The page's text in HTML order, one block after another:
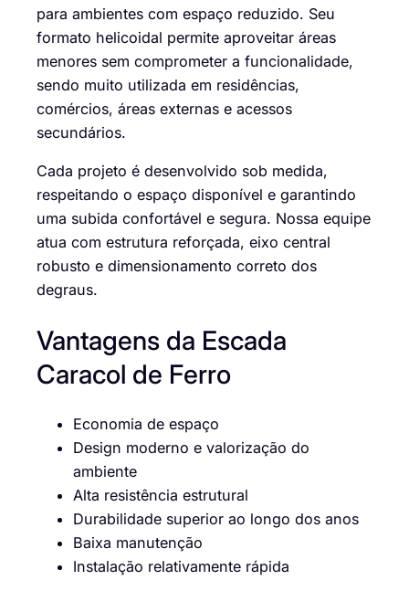
para ambientes com espaço reduzido. Seu
formato helicoidal permite aproveitar áreas
menores sem comprometer a funcionalidade,
sendo muito utilizada em residências,
comércios, áreas externas e acessos
secundários.
Cada projeto é desenvolvido sob medida,
respeitando o espaço disponível e garantindo
uma subida confortável e segura. Nossa equipe
atua com estrutura reforçada, eixo central
robusto e dimensionamento correto dos
degraus.
Vantagens da Escada
Caracol de Ferro
Economia de espaço
Design moderno e valorização do
ambiente
Alta resistência estrutural
Durabilidade superior ao longo dos anos
Baixa manutenção
Instalação relativamente rápida